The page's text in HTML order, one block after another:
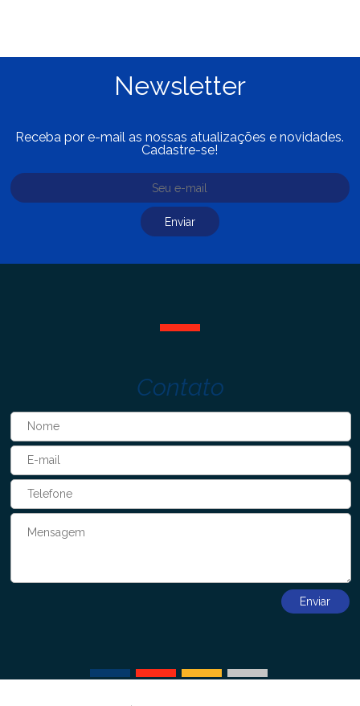
Newsletter
Receba por e-mail as nossas atualizações e novidades.
Cadastre-se!
Contato